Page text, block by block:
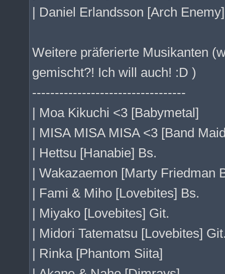
| Daniel Erlandsson [Arch Enemy]
Weitere präferierte Musikanten
gemischt?! Ich will auch! :D )
----------------------------------
| Moa Kikuchi <3 [Babymetal]
| MISA MISA MISA <3 [Band
| Hettsu [Hanabie] Bs.
| Wakazaemon [Marty Friedman
| Fami & Miho [Lovebites] Bs.
| Miyako [Lovebites] Git.
| Midori Tatematsu [Lovebites]
| Rinka [Phantom Siita]